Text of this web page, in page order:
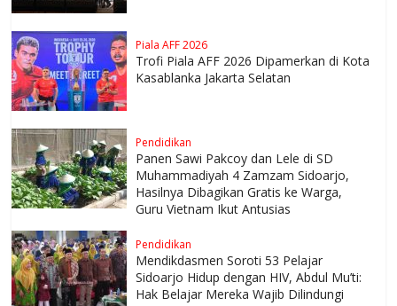
Piala AFF 2026
Trofi Piala AFF 2026 Dipamerkan di Kota
Kasablanka Jakarta Selatan
Pendidikan
Panen Sawi Pakcoy dan Lele di SD
Muhammadiyah 4 Zamzam Sidoarjo,
Hasilnya Dibagikan Gratis ke Warga,
Guru Vietnam Ikut Antusias
Pendidikan
Mendikdasmen Soroti 53 Pelajar
Sidoarjo Hidup dengan HIV, Abdul Mu’ti:
Hak Belajar Mereka Wajib Dilindungi